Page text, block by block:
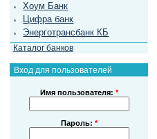
Хоум Банк
Цифра банк
Энерготрансбанк КБ
Каталог банков
Вход для пользователей
Имя пользователя: *
Пароль: *